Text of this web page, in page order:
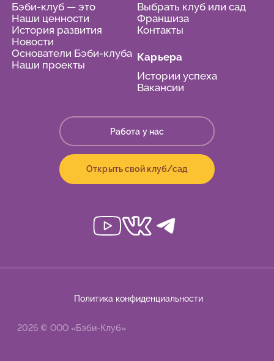
Бэби-клуб — это
Наши ценности
История развития
Новости
Основатели Бэби-клуба
Наши проекты
Выбрать клуб или сад
Франшиза
Контакты
Карьера
Истории успеха
Вакансии
Работа у нас
Открыть свой клуб/сад
2026 © ООО «Бэби-Клуб»
Политика конфиденциальности